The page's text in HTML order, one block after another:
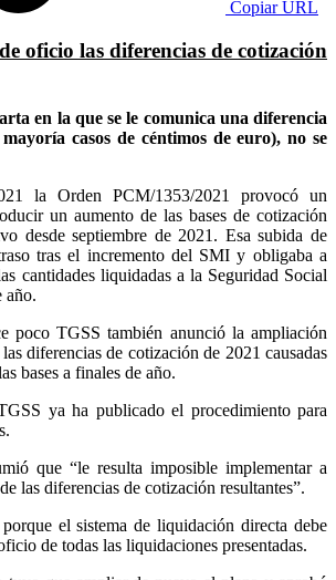
Copiar URL
oficio las diferencias de cotización
en la que se le comunica una diferencia
casos de céntimos de euro), no se
la Orden PCM/1353/2021 provocó un
un aumento de las bases de cotización
desde septiembre de 2021. Esa subida de
tras el incremento del SMI y obligaba a
cantidades liquidadas a la Seguridad Social
año.
poco TGSS también anunció la ampliación
diferencias de cotización de 2021 causadas
bases a finales de año.
ya ha publicado el procedimiento para
que “le resulta imposible implementar a
las diferencias de cotización resultantes”.
el sistema de liquidación directa debe
de todas las liquidaciones presentadas.